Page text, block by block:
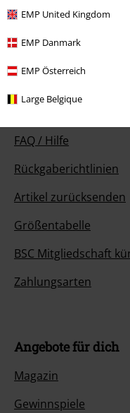
EMP United Kingdom
EMP Danmark
EMP Österreich
Large Belgique
Der Kundenservice ist am
Uhr bis 14:00 Uhr.Mehr Infos
Chat starten
FAQ / Hilfe
Rückgaberichtlinien
Artikel zurücksenden
Größentabelle
BSC Mitgliedschaft
Zahlungsarten
Angebote für dich
Magazin
Gewinnspiele